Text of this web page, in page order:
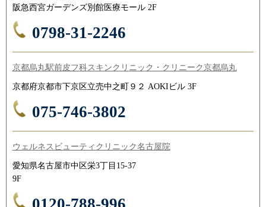
阪急西宮ガーデンズ別館医療モール 2F
0798-31-2246
京都烏丸駅前皮フ科スキンクリニック・クリニーク京都烏丸
京都府京都市下京区立売中之町９２ AOKIビル 3F
075-746-3802
ウェルネスビューティクリニック名古屋院
愛知県名古屋市中区栄3丁目15-37
9F